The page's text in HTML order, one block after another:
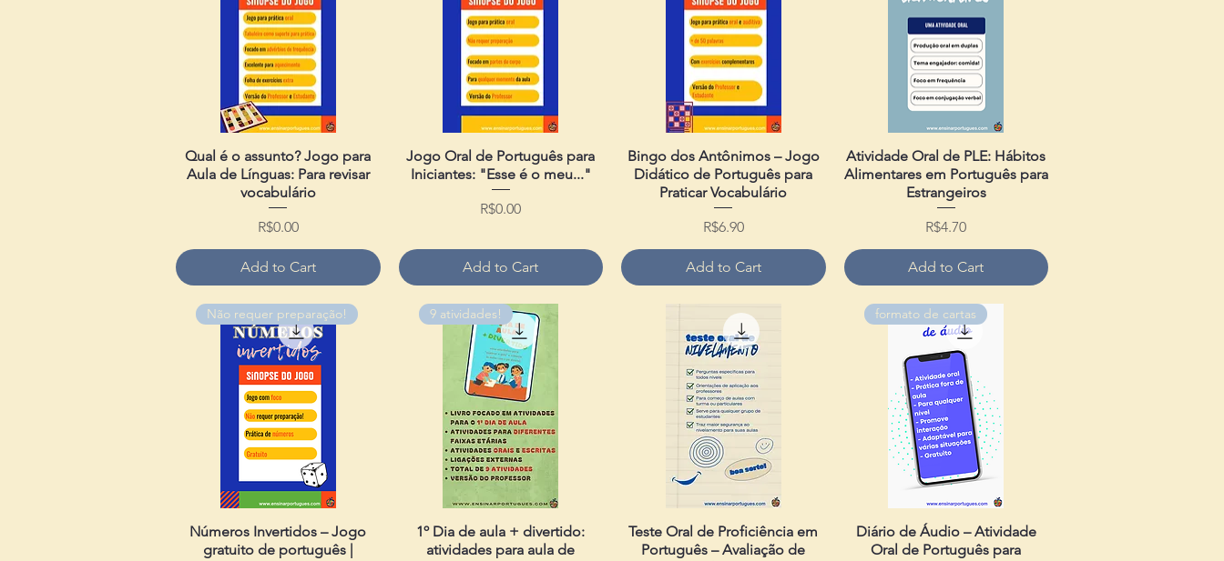
Quick View
Qual é o assunto? Jogo para
Aula de Línguas: Para revisar
vocabulário
Price
R$0.00
Add to Cart
Quick View
Jogo Oral de Português para
Iniciantes: "Esse é o meu..."
Price
R$0.00
Add to Cart
Quick View
Bingo dos Antônimos – Jogo
Didático de Português para
Praticar Vocabulário
Price
R$6.90
Add to Cart
Quick View
Atividade Oral de PLE: Hábitos
Alimentares em Português para
Estrangeiros
Price
R$4.70
Add to Cart
Quick View
Não requer preparação!
Números Invertidos – Jogo
gratuito de português |
Quick View
9 atividades!
1º Dia de aula + divertido:
atividades para aula de
Quick View
Teste Oral de Proficiência em
Português – Avaliação de
Quick View
formato de cartas
Diário de Áudio – Atividade
Oral de Português para